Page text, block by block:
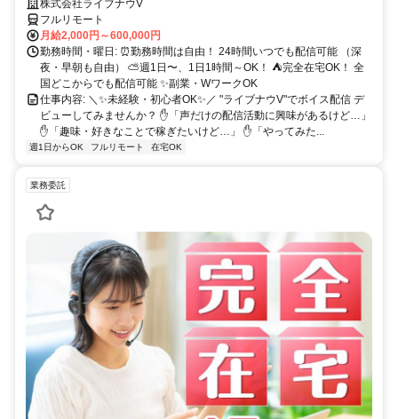
～OK♪
株式会社ライブナウV
フルリモート
月給2,000円～600,000円
勤務時間・曜日: ⏰勤務時間は自由！ 24時間いつでも配信可能 （深
夜・早朝も自由） ⛅週1日〜、1日1時間～OK！ ⛺完全在宅OK！ 全
国どこからでも配信可能 ✨副業・WワークOK
仕事内容: ＼✨未経験・初心者OK✨／ "ライブナウV"でボイス配信 デ
ビューしてみませんか？ ✋「声だけの配信活動に興味があるけど…」
✋「趣味・好きなことで稼ぎたいけど…」 ✋「やってみた...
週1日からOK フルリモート 在宅OK
業務委託